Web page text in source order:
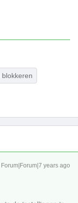
Forum|Forum|7 years ago